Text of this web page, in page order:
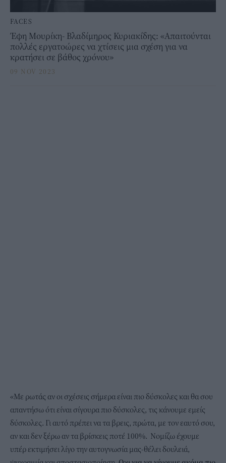
FACES
Έφη Μουρίκη- Βλαδίμηρος Κυριακίδης: «Απαιτούνται
πολλές εργατοώρες να χτίσεις μια σχέση για να
κρατήσει σε βάθος χρόνου»
09 NOV 2023
«Με ρωτάς αν οι σχέσεις σήμερα είναι πιο δύσκολες και θα σου
απαντήσω ότι είναι σίγουρα πιο δύσκολες, τις κάνουμε εμείς
δύσκολες. Γι αυτό πρέπει να τα βρεις, πρώτα, με τον εαυτό σου,
αν και δεν ξέρω αν τα βρίσκεις ποτέ 100%. Νομίζω έχουμε
υπέρ εκτιμήσει λίγο την αυτογνωσία μας-θέλει δουλειά,